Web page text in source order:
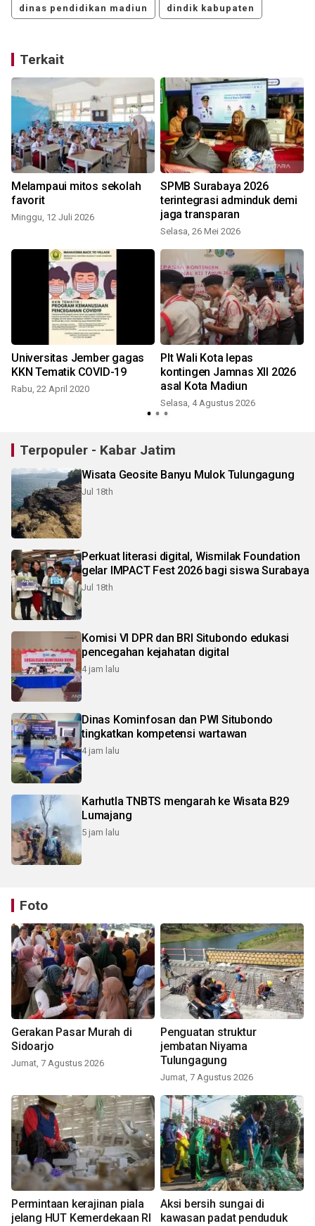
dinas pendidikan madiun dindik kabupaten
Terkait
Melampaui mitos sekolah
favorit
Minggu, 12 Juli 2026
SPMB Surabaya 2026
terintegrasi adminduk demi
jaga transparan
Selasa, 26 Mei 2026
Universitas Jember gagas
KKN Tematik COVID-19
Rabu, 22 April 2020
Plt Wali Kota lepas
kontingen Jamnas XII 2026
asal Kota Madiun
Selasa, 4 Agustus 2026
Terpopuler - Kabar Jatim
Wisata Geosite Banyu Mulok Tulungagung
Jul 18th
Perkuat literasi digital, Wismilak Foundation
gelar IMPACT Fest 2026 bagi siswa Surabaya
Jul 18th
Komisi VI DPR dan BRI Situbondo edukasi
pencegahan kejahatan digital
4 jam lalu
Dinas Kominfosan dan PWI Situbondo
tingkatkan kompetensi wartawan
4 jam lalu
Karhutla TNBTS mengarah ke Wisata B29
Lumajang
5 jam lalu
Foto
Gerakan Pasar Murah di
Sidoarjo
Jumat, 7 Agustus 2026
Penguatan struktur
jembatan Niyama
Tulungagung
Jumat, 7 Agustus 2026
Permintaan kerajinan piala
jelang HUT Kemerdekaan RI
Aksi bersih sungai di
kawasan padat penduduk